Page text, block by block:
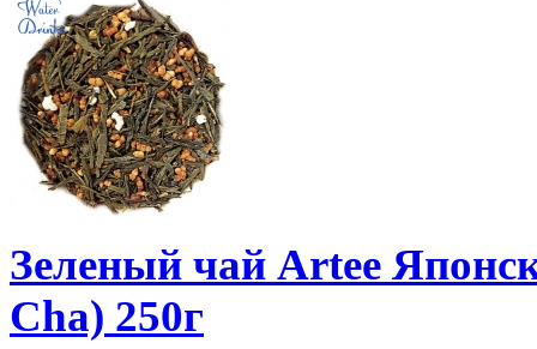
Зеленый чай Artee
Cha) 250г